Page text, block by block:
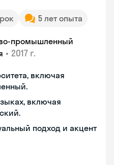
5 лет опыта
промышленный
• 2017 г.
включая
включая
подход и акцент